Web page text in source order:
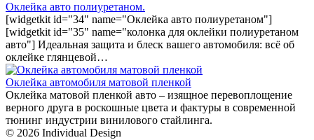
Оклейка авто полиуретаном.
[widgetkit id="34" name="Оклейка авто полиуретаном"]
[widgetkit id="35" name="колонка для оклейки полиуретаном
авто"] Идеальная защита и блеск вашего автомобиля: всё об
оклейке глянцевой…
Оклейка автомобиля матовой пленкой
Оклейка матовой пленкой авто – изящное перевоплощение
верного друга в роскошные цвета и фактуры в современной
тюнинг индустрии винилового стайлинга.
© 2026 Individual Design